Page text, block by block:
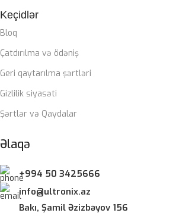
Keçidlər
Bloq
Çatdırılma və ödəniş
Geri qaytarılma şərtləri
Gizlilik siyasəti
Şərtlər və Qaydalar
Əlaqə
+994 50 3425666
info@ultronix.az
Bakı, Şamil Əzizbəyov 156